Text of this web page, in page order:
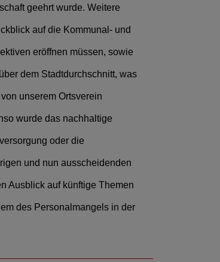
geehrt wurde. Weitere
auf die Kommunal- und
eröffnen müssen, sowie
dem Stadtdurchschnitt, was
unserem Ortsverein
wurde das nachhaltige
oder die
und nun ausscheidenden
Ausblick auf künftige Themen
des Personalmangels in der